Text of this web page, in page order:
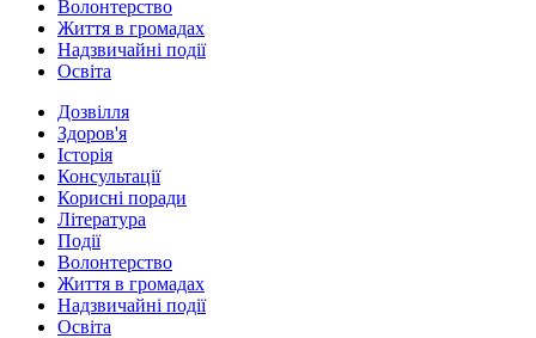
Волонтерство
Життя в громадах
Надзвичайні події
Освіта
Дозвілля
Здоров'я
Історія
Консультації
Корисні поради
Література
Події
Волонтерство
Життя в громадах
Надзвичайні події
Освіта